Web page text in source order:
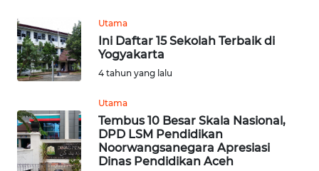
Utama
Ini Daftar 15 Sekolah Terbaik di
Yogyakarta
4 tahun yang lalu
Utama
Tembus 10 Besar Skala Nasional,
DPD LSM Pendidikan
Noorwangsanegara Apresiasi
Dinas Pendidikan Aceh
BERITA
KONTAK
INFO
IKLAN